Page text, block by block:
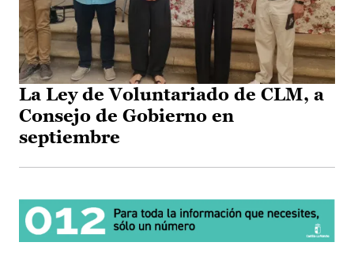
La Ley de Voluntariado de CLM, a
Consejo de Gobierno en
septiembre